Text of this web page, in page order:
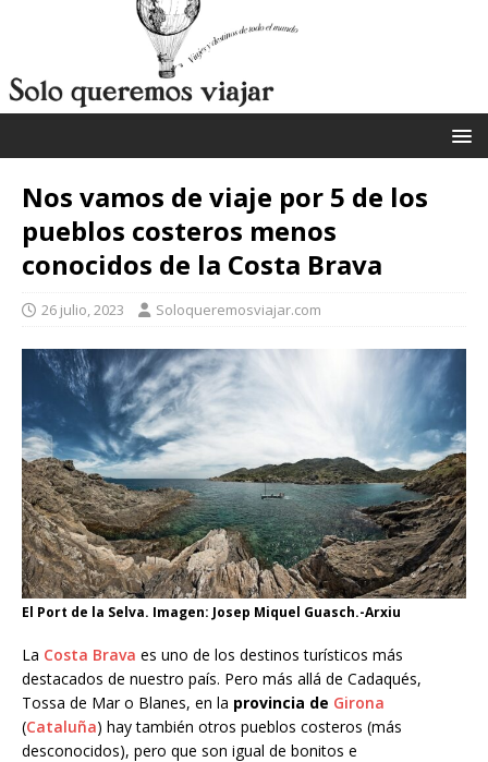
Nos vamos de viaje por 5 de los
pueblos costeros menos
conocidos de la Costa Brava
26 julio, 2023 Soloqueremosviajar.com
El Port de la Selva. Imagen: Josep Miquel Guasch.-Arxiu
La Costa Brava es uno de los destinos turísticos más
destacados de nuestro país. Pero más allá de Cadaqués,
Tossa de Mar o Blanes, en la provincia de Girona
(Cataluña) hay también otros pueblos costeros (más
desconocidos), pero que son igual de bonitos e